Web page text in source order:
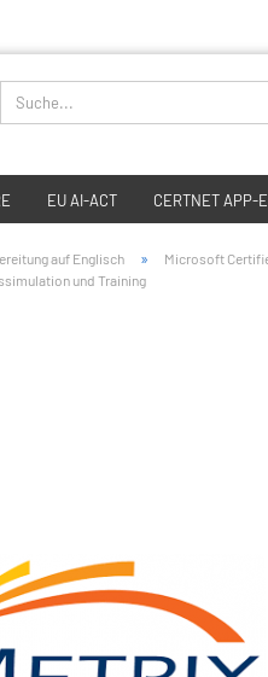
EU AI-ACT CERTNET APP-
auf Englisch » Microsoft
und Training